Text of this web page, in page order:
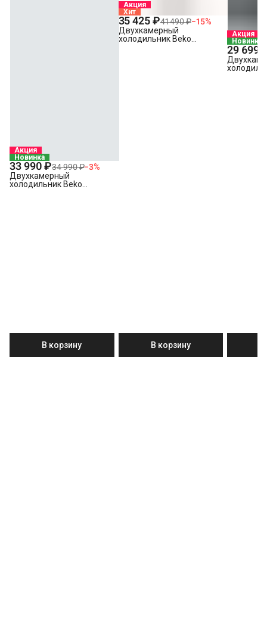
Акция
Новинка
33 990 ₽34 990 ₽−3%
Двухкамерный
холодильник Beko
В корзину
Акция
Хит
35 425 ₽41 490 ₽−15%
Двухкамерный
холодильник Beko
В корзину
Акция
Новинка
29 699